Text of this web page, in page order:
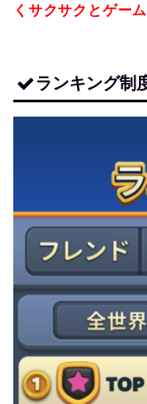
くサクサクとゲー
ランキング制